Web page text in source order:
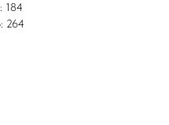
184
264